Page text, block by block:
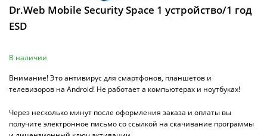
Dr.Web Mobile Security Space 1 устройство/1 год
ESD
В наличии
Внимание! Это антивирус для смартфонов, планшетов и
телевизоров на Android! Не работает а компьютерах и ноутбуках!
Через несколько минут после оформления заказа и оплаты вы
получите электронное письмо со ссылкой на скачивание программы